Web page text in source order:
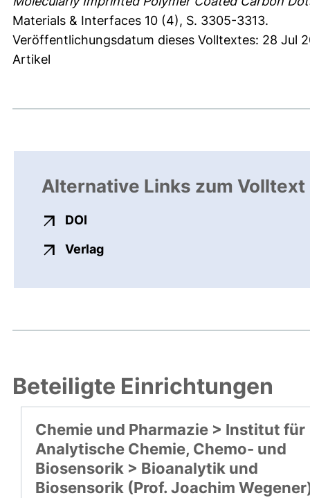
Materials & Interfaces 10 (4), S. 3305-3313.
Veröffentlichungsdatum dieses Volltextes: 28 Jul
Artikel
Alternative Links zum Volltext
DOI
Verlagexterner Link, öffnet neues
Beteiligte Einrichtungen
Chemie und Pharmazie > Institut für
Analytische Chemie, Chemo- und
Biosensorik > Bioanalytik und
Biosensorik (Prof. Joachim